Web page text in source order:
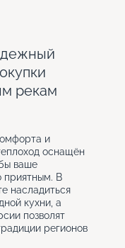
рекам
и
оснащён
ваше
приятным. В
насладиться
кухни, а
позволят
регионов